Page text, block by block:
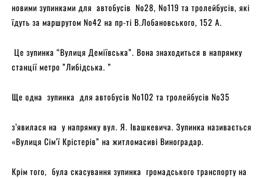
новими зупинками для автобусів No28, No119 та тролейбусів, які
їдуть за маршрутом No42 на пр-ті В.Лобановського, 152 А.
Це зупинка “Вулиця Деміївська”. Вона знаходиться в напрямку
станції метро ”Либідська. ”
Ще одна зупинка для автобусів No102 та тролейбусів No35
з’явилася на у напрямку вул. Я. Івашкевича. Зупинка називається
«Вулиця Сім’ї Крістерів” на житломасиві Виноградар.
Крім того, була скасування зупинка громадського транспорту на